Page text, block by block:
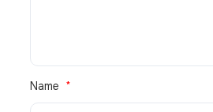
Name
Промышленные
Сплит-системы
Мульти-сплит